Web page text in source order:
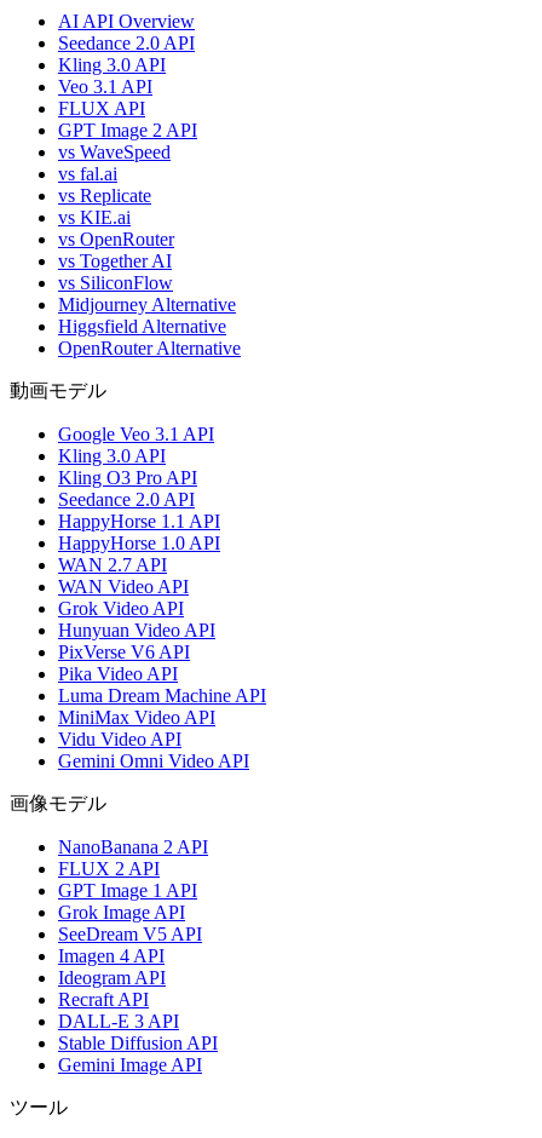
AI API Overview
Seedance 2.0 API
Kling 3.0 API
Veo 3.1 API
FLUX API
GPT Image 2 API
vs WaveSpeed
vs fal.ai
vs Replicate
vs KIE.ai
vs OpenRouter
vs Together AI
vs SiliconFlow
Midjourney Alternative
Higgsfield Alternative
OpenRouter Alternative
動画モデル
Google Veo 3.1 API
Kling 3.0 API
Kling O3 Pro API
Seedance 2.0 API
HappyHorse 1.1 API
HappyHorse 1.0 API
WAN 2.7 API
WAN Video API
Grok Video API
Hunyuan Video API
PixVerse V6 API
Pika Video API
Luma Dream Machine API
MiniMax Video API
Vidu Video API
Gemini Omni Video API
画像モデル
NanoBanana 2 API
FLUX 2 API
GPT Image 1 API
Grok Image API
SeeDream V5 API
Imagen 4 API
Ideogram API
Recraft API
DALL-E 3 API
Stable Diffusion API
Gemini Image API
ツール